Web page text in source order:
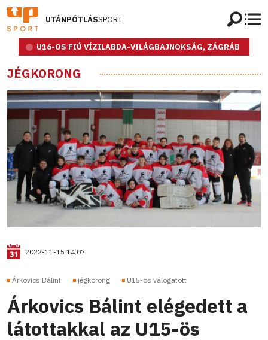
UTÁNPÓTLÁSSPORT
U16-OS FIÚ VÍZILABDA-VILÁGBAJNOKSÁG, ZÁGRÁB
JÉGKORONG
2022-11-15 14:07
Árkovics Bálint jégkorong U15-ös válogatott
Árkovics Bálint elégedett a
látottakkal az U15-ös